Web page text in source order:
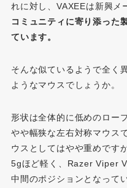
れに対し、VAXEEは新興メ
コミュニティに寄り添った
ています。
そんな似ているようで全く
ようなマウスでしょうか。
形状は全体的に低めのロー
やや幅狭な左右対称マウス
ウスとしてはやや重めです
5gほど軽く、Razer Viper
中間のポジションとなって